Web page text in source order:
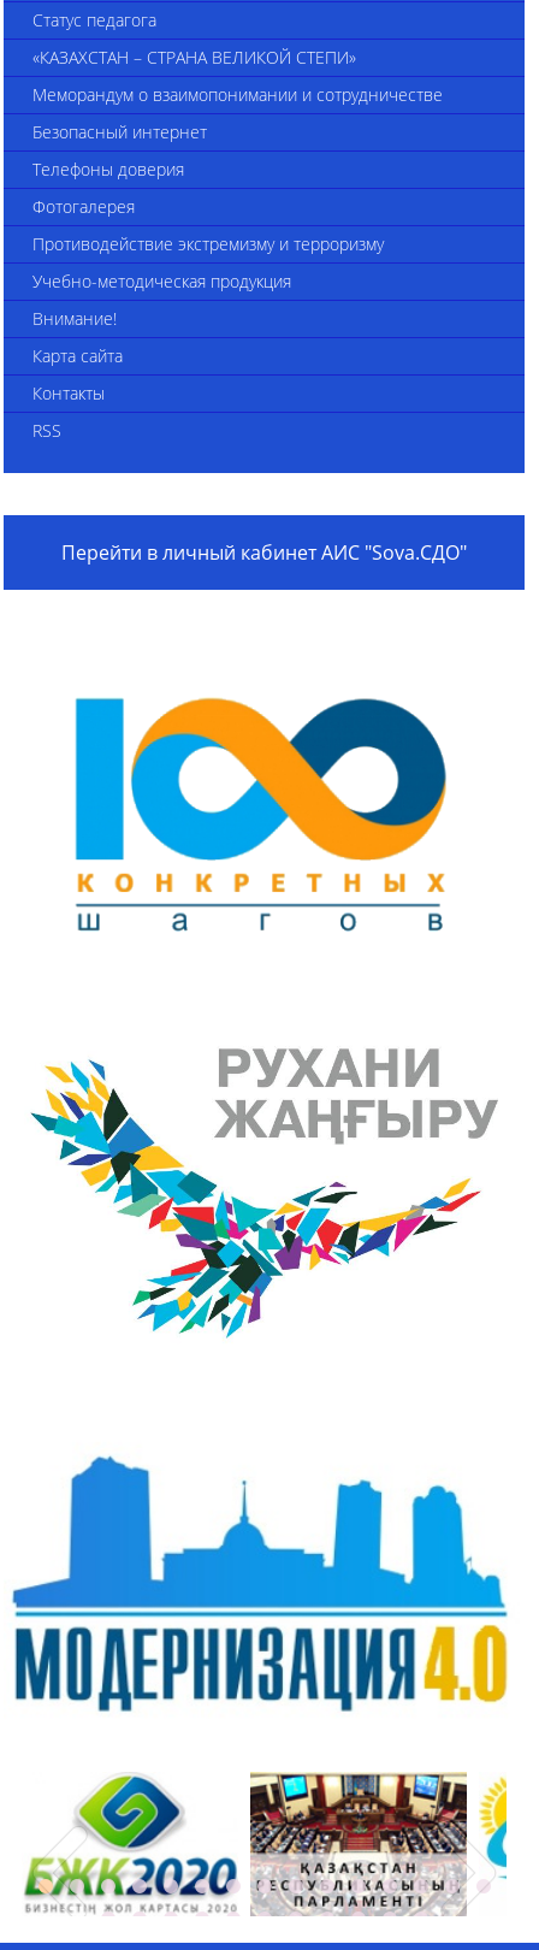
Статус педагога
«КАЗАХСТАН – СТРАНА ВЕЛИКОЙ СТЕПИ»
Меморандум о взаимопонимании и сотрудничестве
Безопасный интернет
Телефоны доверия
Фотогалерея
Противодействие экстремизму и терроризму
Учебно-методическая продукция
Внимание!
Карта сайта
Контакты
RSS
Перейти в личный кабинет АИС "Sova.СДО"